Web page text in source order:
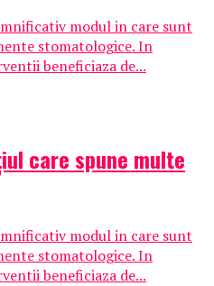
modul in care sunt
stomatologice. In
beneficiaza de...
care spune multe
modul in care sunt
stomatologice. In
beneficiaza de...